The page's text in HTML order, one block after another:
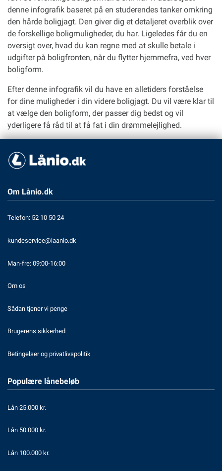
denne infografik baseret på en studerendes tanker omkring
den hårde boligjagt. Den giver dig et detaljeret overblik over
de forskellige boligmuligheder, du har. Ligeledes får du en
oversigt over, hvad du kan regne med at skulle betale i
udgifter på boligfronten, når du flytter hjemmefra, ved hver
boligform.
Efter denne infografik vil du have en alletiders forståelse
for dine muligheder i din videre boligjagt. Du vil være klar til
at vælge den boligform, der passer dig bedst og vil
yderligere få råd til at få fat i din drømmelejlighed.
Om Lånio.dk
Telefon: 52 10 50 24
kundeservice@laanio.dk
Man-fre: 09:00-16:00
Om os
Sådan tjener vi penge
Brugerens sikkerhed
Betingelser og privatlivspolitik
Populære lånebeløb
Lån 25.000 kr.
Lån 50.000 kr.
Lån 100.000 kr.